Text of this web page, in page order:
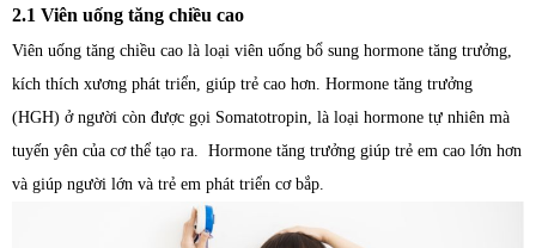
2.1 Viên uống tăng chiều cao
Viên uống tăng chiều cao là loại viên uống bổ sung hormone tăng trưởng,
kích thích xương phát triển, giúp trẻ cao hơn. Hormone tăng trưởng
(HGH) ở người còn được gọi Somatotropin, là loại hormone tự nhiên mà
tuyến yên của cơ thể tạo ra. Hormone tăng trưởng giúp trẻ em cao lớn hơn
và giúp người lớn và trẻ em phát triển cơ bắp.